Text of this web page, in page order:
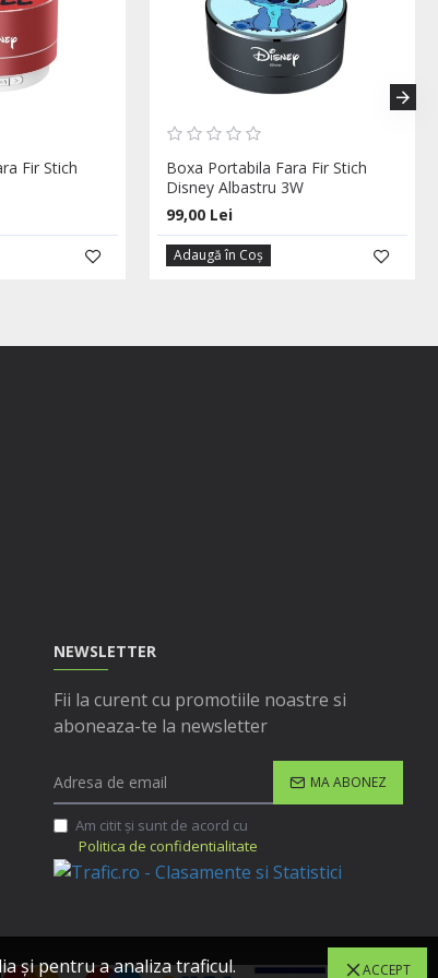
Fir Stich
Boxa Portabila Fara Fir Stich
Disney Albastru 3W
99,00 Lei
Adaugă în Coş
NEWSLETTER
Fii la curent cu promotiile noastre si
aboneaza-te la newsletter
MA ABONEZ
Am citit şi sunt de acord cu
Politica de confidentialitate
ACCEPT
și pentru a analiza traficul.